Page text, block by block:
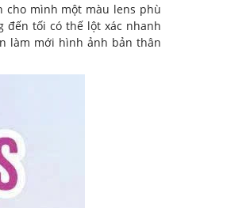
cho mình một màu lens phù
đến tối có thế lột xác nhanh
làm mới hình ảnh bản thân